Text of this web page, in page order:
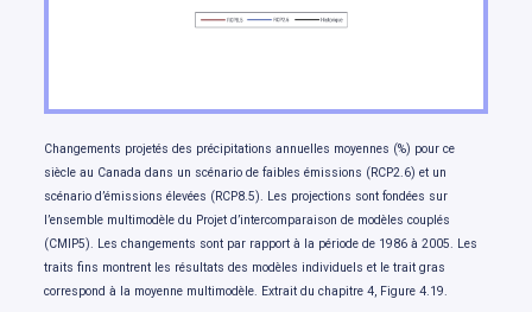
Changements projetés des précipitations annuelles moyennes (%) pour ce
siècle au Canada dans un scénario de faibles émissions (RCP2.6) et un
scénario d’émissions élevées (RCP8.5). Les projections sont fondées sur
l’ensemble multimodèle du Projet d’intercomparaison de modèles couplés
(CMIP5). Les changements sont par rapport à la période de 1986 à 2005. Les
traits fins montrent les résultats des modèles individuels et le trait gras
correspond à la moyenne multimodèle. Extrait du chapitre 4, Figure 4.19.